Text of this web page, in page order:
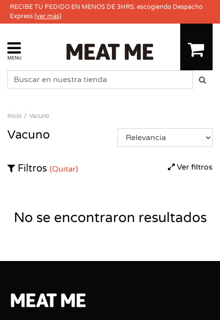
RECIBE TU PEDIDO EN MENOS DE 3HRS. escogiendo Despacho
Express(ver más)
MENU
Inicio Vacuno
Vacuno
Ver filtros
Filtros (Quitar)
No se encontraron resultados